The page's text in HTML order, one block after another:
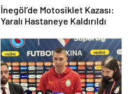
İnegöl’de Motosiklet Kazası:
Yaralı Hastaneye Kaldırıldı